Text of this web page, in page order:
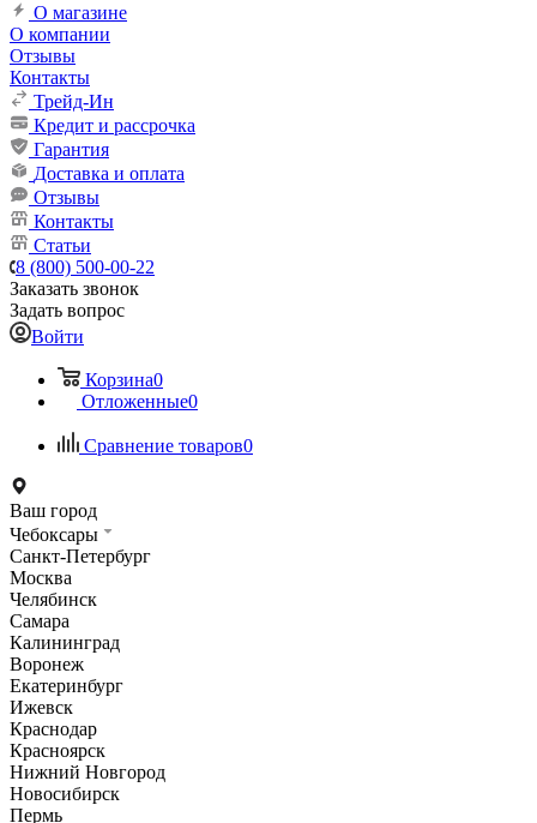
О магазине
О компании
Отзывы
Контакты
Трейд-Ин
Кредит и рассрочка
Гарантия
Доставка и оплата
Отзывы
Контакты
Статьи
8 (800) 500-00-22
Заказать звонок
Задать вопрос
Войти
Корзина0
Отложенные0
Сравнение товаров0
Ваш город
Чебоксары
Санкт-Петербург
Москва
Челябинск
Самара
Калининград
Воронеж
Екатеринбург
Ижевск
Краснодар
Красноярск
Нижний Новгород
Новосибирск
Пермь